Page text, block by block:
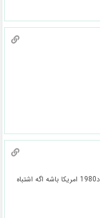
این که من دیدم یه فیلم خیلی قدیمی هست که حدود1980 امریکا باشه اگه اشتباه